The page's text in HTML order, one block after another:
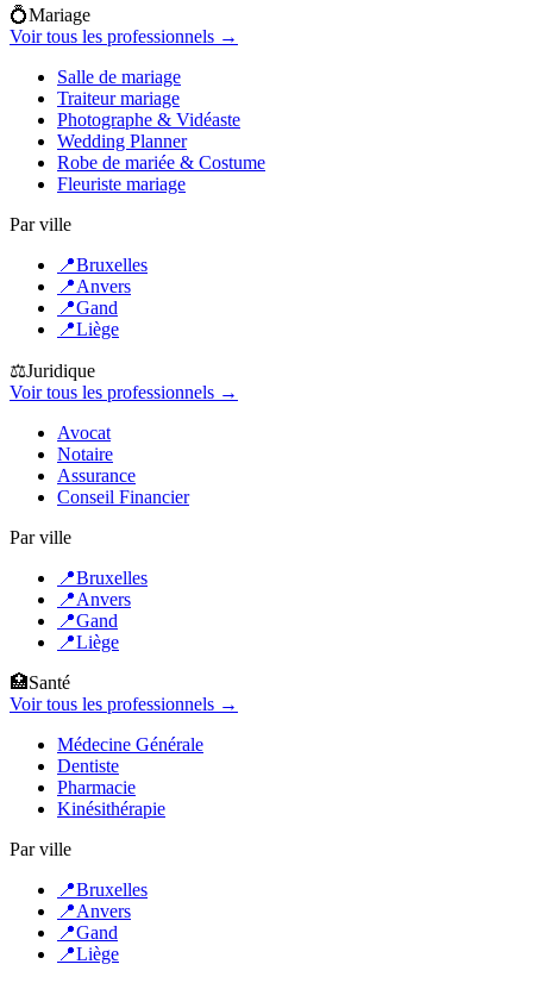
💍Mariage
Voir tous les professionnels →
Salle de mariage
Traiteur mariage
Photographe & Vidéaste
Wedding Planner
Robe de mariée & Costume
Fleuriste mariage
Par ville
📍Bruxelles
📍Anvers
📍Gand
📍Liège
⚖️Juridique
Voir tous les professionnels →
Avocat
Notaire
Assurance
Conseil Financier
Par ville
📍Bruxelles
📍Anvers
📍Gand
📍Liège
🏥Santé
Voir tous les professionnels →
Médecine Générale
Dentiste
Pharmacie
Kinésithérapie
Par ville
📍Bruxelles
📍Anvers
📍Gand
📍Liège